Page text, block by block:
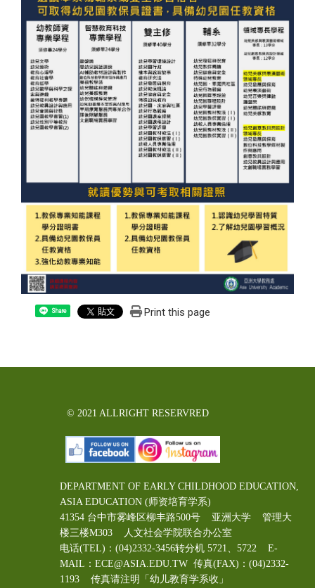
Share Print this page
© 2021 ALLRIGHT RESERVRED
DEPARTMENT OF EARLY CHILDHOOD EDUCATION,
ASIA EDUCATION (师资培育学系)
41354 台中市雾峰区柳丰路500号 亚洲大学 管理大
楼三楼M303 人文社会学院联合办公室
电话(TEL)：(04)2332-3456转分机 5721、5722 E-
MAIL：ECE@ASIA.EDU.TW 传真(FAX)：(04)2332-
1193 传真请注明「幼儿教育学系收」